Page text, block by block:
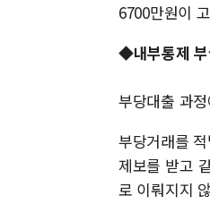
6700만원이
◆내부통제 부
부당대출 과
부당거래를
제보를 받고
로 이뤄지지